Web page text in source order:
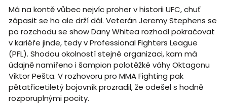
Má na kontě vůbec nejvíc proher v historii UFC, chuť
zápasit se ho ale drží dál. Veterán Jeremy Stephens se
po rozchodu se show Dany Whitea rozhodl pokračovat
v kariéře jinde, tedy v Professional Fighters League
(PFL). Shodou okolností stejné organizaci, kam má
údajně namířeno i šampion polotěžké váhy Oktagonu
Viktor Pešta. V rozhovoru pro MMA Fighting pak
pětatřicetiletý bojovník prozradil, že odešel s hodně
rozporuplnými pocity.